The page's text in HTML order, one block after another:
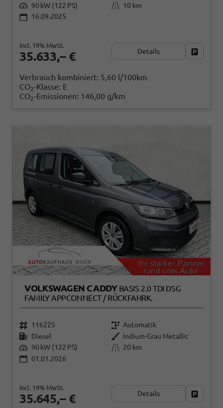
90 kW (122 PS)
10 km
16.09.2025
35.633,– €
incl. 19% MwSt.
Details
Verbrauch kombiniert: 5,60 l/100km
CO2-Klasse: E
CO2-Emissionen: 146,00 g/km
VOLKSWAGEN CADDY BASIS 2.0 TDI DSG
FAMILY APPCONNECT / RÜCKFAHRK.
116225
Automatik
Diesel
Indium-Grau Metallic
90 kW (122 PS)
20 km
01.01.2026
35.645,– €
incl. 19% MwSt.
Details